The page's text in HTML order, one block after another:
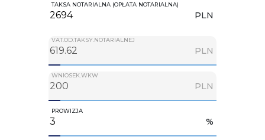
TAKSA NOTARIALNA (OPŁATA NOTARIALNA)
PLN
VAT.OD.TAKSY.NOTARIALNEJ
PLN
WNIOSEK.WKW
PLN
PROWIZJA
%